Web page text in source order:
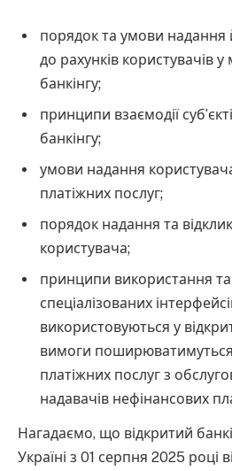
порядок та умови надання
до рахунків користувачів
банкінгу;
принципи взаємодії
банкінгу;
умови надання
платіжних послуг;
порядок надання та
користувача;
принципи використання та
спеціалізованих
використовуються у
вимоги
платіжних послуг з
надавачів нефінансових
Нагадаємо, що відкритий
Україні з 01 серпня 2025 році